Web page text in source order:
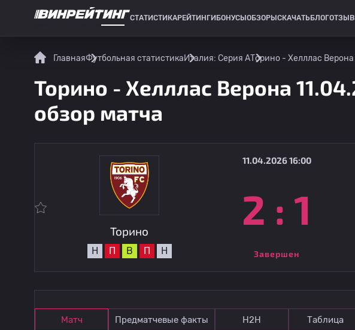
СТАТИСТИКАРЕЙТИНГИ БОНУСЫ ОБЗОРЫ СКАЧАТЬ БЛОГ
ГлавнаяФутбольная статистикаИталия: Серия АТорино - Хелллас Верона
Торино - Хелллас Верона
обзор матча
Торино
Н П В П Н
11.04.2026 16:00
2 : 1
Завершен
Матч Предматчевые факты Н2Н Таблица